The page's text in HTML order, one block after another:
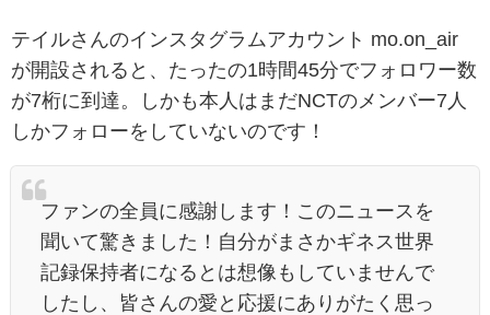
テイルさんのインスタグラムアカウント mo.on_air
が開設されると、たったの1時間45分でフォロワー数
が7桁に到達。しかも本人はまだNCTのメンバー7人
しかフォローをしていないのです！
ファンの全員に感謝します！このニュースを
聞いて驚きました！自分がまさかギネス世界
記録保持者になるとは想像もしていませんで
したし、皆さんの愛と応援にありがたく思っ